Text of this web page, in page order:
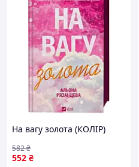
На вагу золота (КОЛІР)
552 ₴
582₴